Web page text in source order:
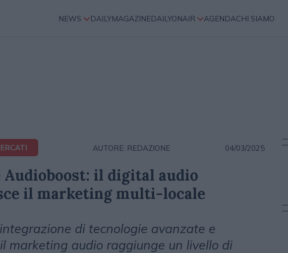
NEWS DAILYMAGAZINEDAILYONAIR AGENDACHI SIAMO
AUTORE: REDAZIONE 04/03/2025
Audioboost: il digital audio
il marketing multi-locale
di tecnologie avanzate e
marketing audio raggiunge un livello di